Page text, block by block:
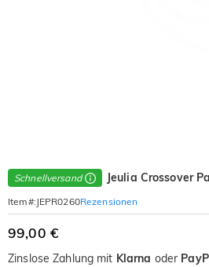
Schnellversand Jeulia Crossover
Item#: JEPR0260Rezensionen
99,00 €
Zinslose Zahlung mit Klarna oder